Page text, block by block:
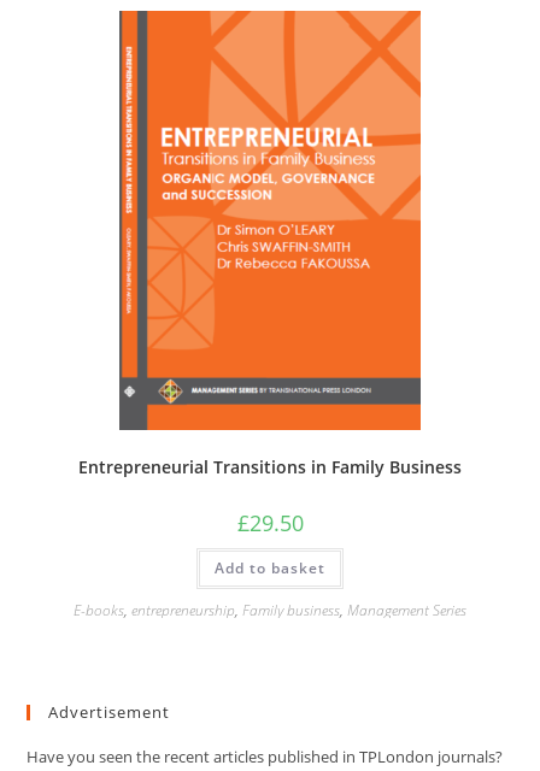
Entrepreneurial Transitions in Family Business
£29.50
Add to basket
E-books, entrepreneurship, Family business, Management Series
Advertisement
Have you seen the recent articles published in TPLondon journals?